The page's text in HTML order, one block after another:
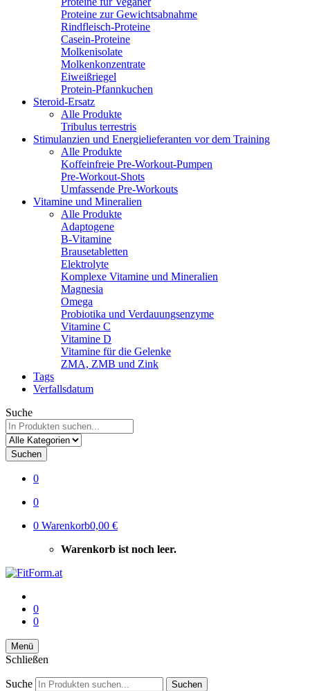
Proteine zur Gewichtsabnahme
Rindfleisch-Proteine
Casein-Proteine
Molkenisolate
Molkenkonzentrate
Eiweißriegel
Protein-Pfannkuchen
Steroid-Ersatz
Alle Produkte
Tribulus terrestris
Stimulanzien und Energielieferanten vor dem Training
Alle Produkte
Koffeinfreie Pre-Workout-Pumpen
Pre-Workout-Shots
Umfassende Pre-Workouts
Vitamine und Mineralien
Alle Produkte
Adaptogene
B-Vitamine
Brausetabletten
Elektrolyte
Komplexe Vitamine und Mineralien
Magnesia
Omega
Probiotika und Verdauungsenzyme
Vitamine C
Vitamine D
Vitamine für die Gelenke
ZMA, ZMB und Zink
Tags
Verfallsdatum
Suche
Suchen
0
0
0 Warenkorb0,00 €
Warenkorb ist noch leer.
0
0
Menü
Schließen
Suche Suchen